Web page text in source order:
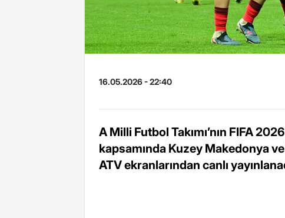
16.05.2026 - 22:40
A Milli Futbol Takımı’nın FIFA
kapsamında Kuzey Makedonya
ATV ekranlarından canlı